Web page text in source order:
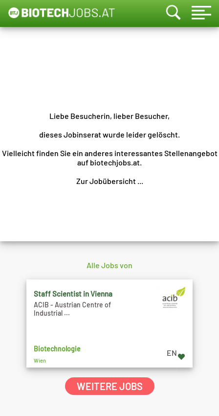
Liebe Besucherin, lieber Besucher,
dieses Jobinserat wurde leider gelöscht.
Vielleicht finden Sie ein anderes interessantes Stellenangebot
auf biotechjobs.at.
Zur Jobübersicht ...
Alle Jobs von
Staff Scientist in Vienna
ACIB - Austrian Centre of
Industrial ...
Biotechnologie
Wien
EN
WEITERE JOBS